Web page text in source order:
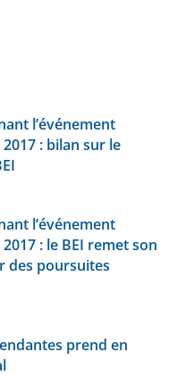
l’événement
: bilan sur le
l’événement
: le BEI remet son
des poursuites
prend en